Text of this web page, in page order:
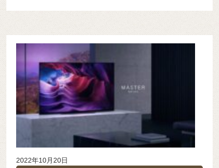
2022年10月20日